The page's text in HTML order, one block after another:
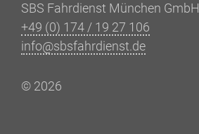
SBS Fahrdienst München GmbH
+49 (0) 174 / 19 27 106
info@sbsfahrdienst.de
© 2026